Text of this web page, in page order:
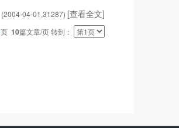
(2004-04-01,31287) [查看全文]
页 10篇文章/页 转到：